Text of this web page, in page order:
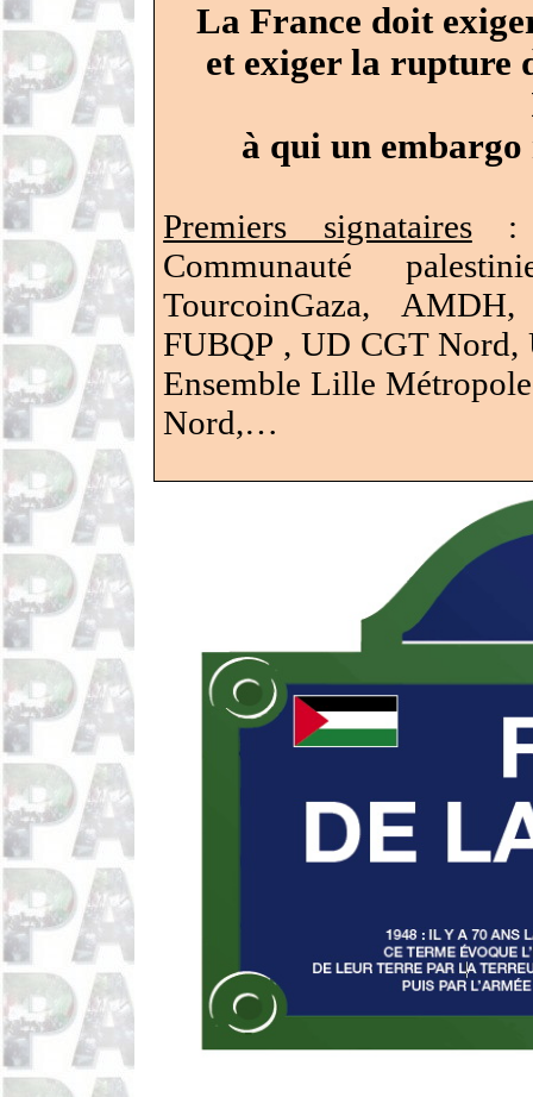
La France doit
et exiger la rupture
à qui un
Premiers signataires:
Communauté
TourcoinGaza, AMDH,
FUBQP , UD CGT Nord,
Ensemble Lille
Nord,…